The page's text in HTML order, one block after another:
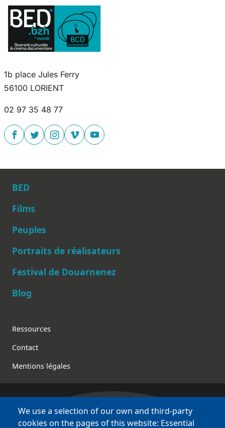
1b place Jules Ferry
56100 LORIENT
02 97 35 48 77
Main navigation
BED
Films
Peuples
Portraits de réalisateurs
Festival de Douarnenez
Blog
Footer
Ressources
Contact
Mentions légales
Bretagne Culture Diversité
We use a selection of our own and third-party
cookies on the pages of this website: Essential